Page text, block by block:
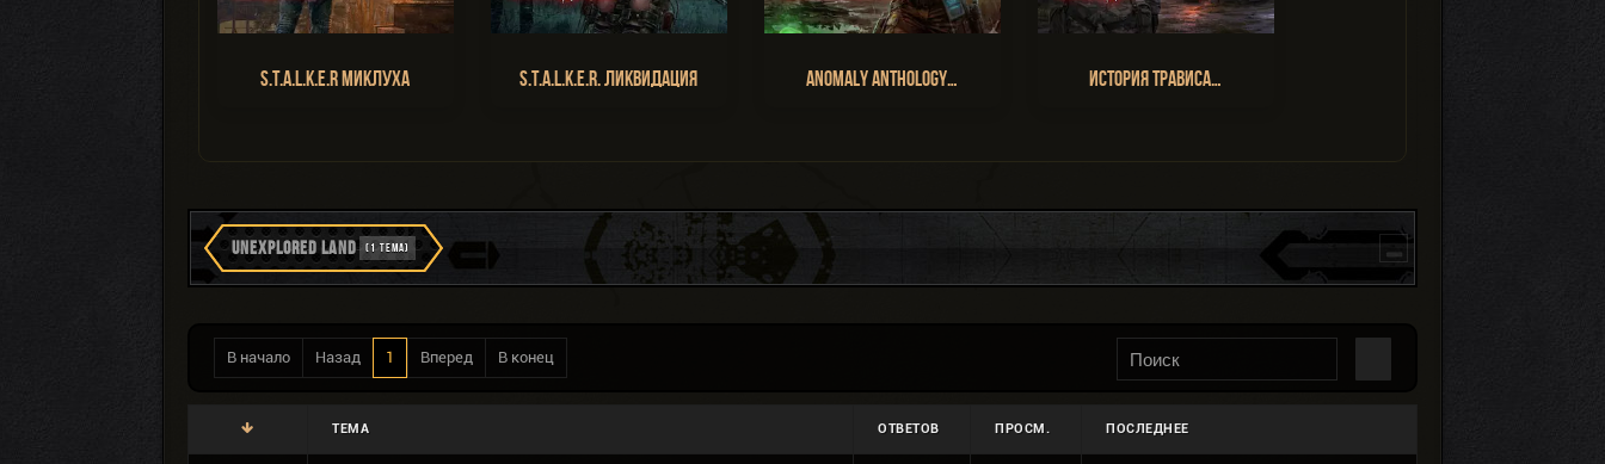
S.T.A.L.K.E.R Миклуха S.T.A.L.K.E.R. Ликвидация Anomaly Anthology… История Трависа…
UNEXPLORED LAND (1 ТЕМА)
В начало Назад 1 Вперед В конец
ТЕМА ОТВЕТОВ ПРОСМ. ПОСЛЕДНЕЕ